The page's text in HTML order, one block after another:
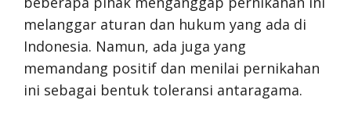
melanggar aturan dan hukum yang ada di
Indonesia. Namun, ada juga yang
memandang positif dan menilai pernikahan
ini sebagai bentuk toleransi antaragama.